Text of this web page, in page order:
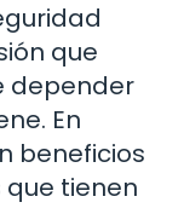
que
depender
En
beneficios
tienen